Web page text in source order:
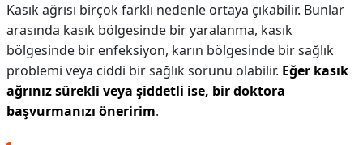
Kasık ağrısı birçok farklı nedenle ortaya çıkabilir. Bunlar
arasında kasık bölgesinde bir yaralanma, kasık
bölgesinde bir enfeksiyon, karın bölgesinde bir sağlık
problemi veya ciddi bir sağlık sorunu olabilir. Eğer kasık
ağrınız sürekli veya şiddetli ise, bir doktora
başvurmanızı öneririm.